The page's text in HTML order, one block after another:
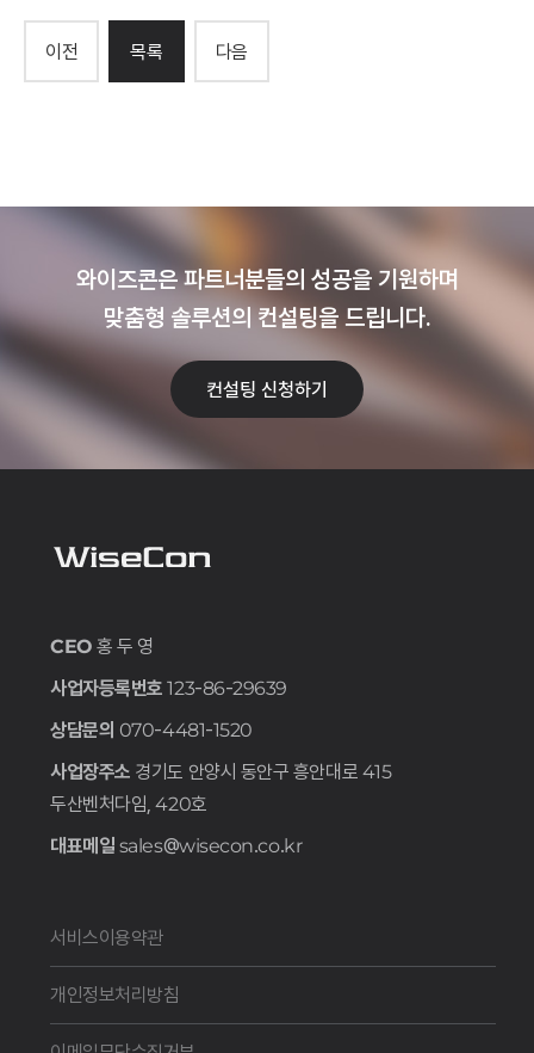
이전 목록 다음
와이즈콘은 파트너분들의 성공을 기원하며
맞춤형 솔루션의 컨설팅을 드립니다.
컨설팅 신청하기
CEO 홍 두 영
사업자등록번호 123-86-29639
상담문의 070-4481-1520
사업장주소 경기도 안양시 동안구 흥안대로 415
두산벤처다임, 420호
대표메일 sales@wisecon.co.kr
서비스이용약관
개인정보처리방침